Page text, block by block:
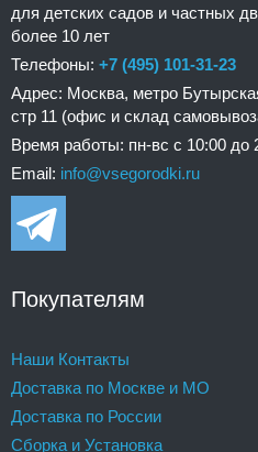
для детских садов и частных
более 10 лет
Телефоны: +7 (495) 101-31-23
Адрес: Москва, метро
стр 11 (офис и склад
Время работы: пн-вс с 10:00 до
Email: info@vsegorodki.ru
Покупателям
Наши Контакты
Доставка по Москве и МО
Доставка по России
Сборка и Установка